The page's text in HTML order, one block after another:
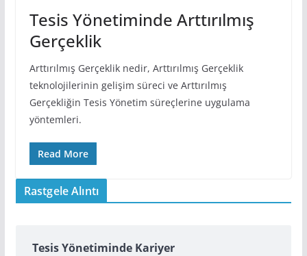
Tesis Yönetiminde Arttırılmış
Gerçeklik
Arttırılmış Gerçeklik nedir, Arttırılmış Gerçeklik
teknolojilerinin gelişim süreci ve Arttırılmış
Gerçekliğin Tesis Yönetim süreçlerine uygulama
yöntemleri.
Read More
Rastgele Alıntı
Tesis Yönetiminde Kariyer